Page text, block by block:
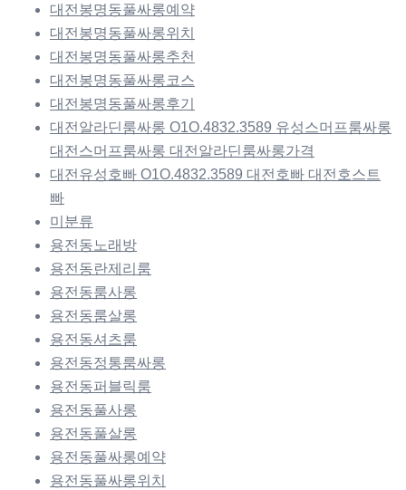
대전봉명동풀싸롱예약
대전봉명동풀싸롱위치
대전봉명동풀싸롱추천
대전봉명동풀싸롱코스
대전봉명동풀싸롱후기
대전알라딘룸싸롱 O1O.4832.3589 유성스머프룸싸롱
대전스머프룸싸롱 대전알라딘룸싸롱가격
대전유성호빠 O1O.4832.3589 대전호빠 대전호스트
빠
미분류
용전동노래방
용전동란제리룸
용전동룸사롱
용전동룸살롱
용전동셔츠룸
용전동정통룸싸롱
용전동퍼블릭룸
용전동풀사롱
용전동풀살롱
용전동풀싸롱예약
용전동풀싸롱위치